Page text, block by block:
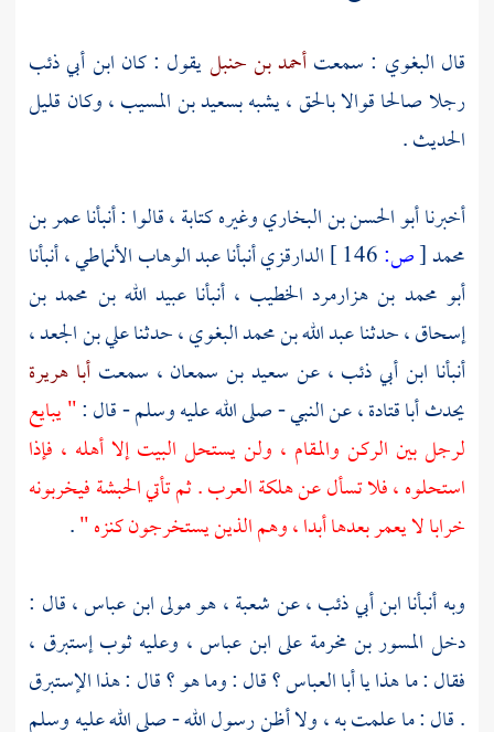
قال البغوي : سمعتأحمد بن حنبليقول : كان ابن أبي ذئب
رجلا صالحا قوالا بالحق ، يشبهبسعيد بن المسيب، وكان قليل
الحديث .
أخبرناأبو الحسن بن البخاريوغيره كتابة ، قالوا : أنبأناعمر بن
محمد[ص: الدارقزيأنبأناعبد الوهاب الأنماطي، أنبأنا
أبو محمد بن هزارمرد الخطيب ، أنبأناعبيد الله بن محمد بن
إسحاق، حدثناعبد الله بن محمد البغوي، حدثناعلي بن الجعد،
أنبأنا ابن أبي ذئب ، عن سعيد بن سمعان ، سمعت أبا هريرة
يحدثأبا قتادة، عن النبي - صلى الله عليه وسلم - قال :" يبايع
لرجل بين الركن والمقام ، ولن يستحل البيت إلا أهله ، فإذا
استحلوه ، فلا تسأل عن هلكة العرب . ثم تأتي الحبشة فيخربونه
خرابا لا يعمر بعدها أبدا ، وهم الذين يستخرجون كنزه ".
وبه أنبأناابن أبي ذئب، عنشعبة ، هو مولى ابن عباس، قال :
دخل المسور بن مخرمة علىابن عباس، وعليه ثوب إستبرق ،
فقال : ما هذا ياأبا العباس؟ قال : وما هو ؟ قال : هذا الإستبرق
. قال : ما علمت به ، ولا أظن رسول الله - صلى الله عليه وسلم